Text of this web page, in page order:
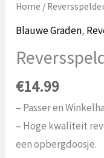
Home /
Blauwe Graden,
€14.99
– Passer en
– Hoge kwaliteit
een opbergdoosje.